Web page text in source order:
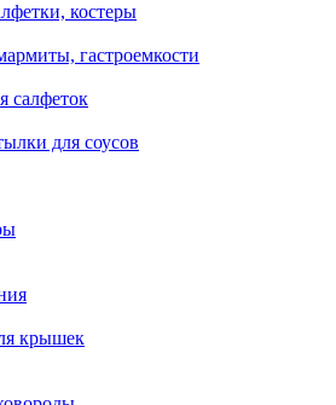
костеры
гастроемкости
салфеток
для соусов
крышек